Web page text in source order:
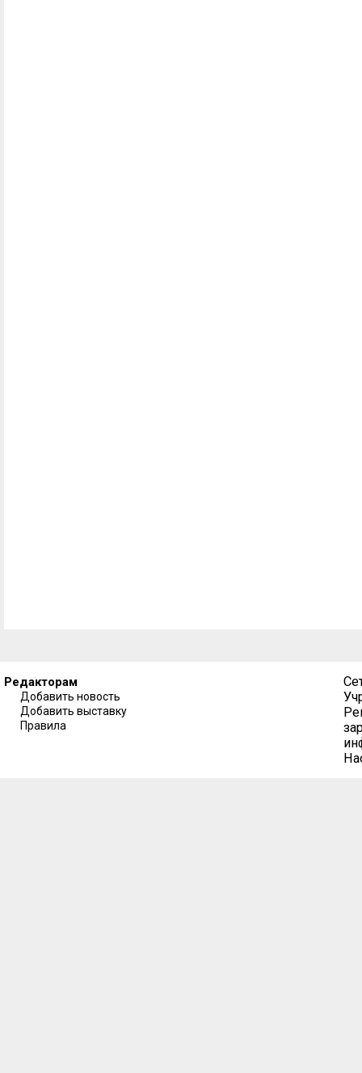
Редакторам
Добавить новость
Добавить выставку
Правила